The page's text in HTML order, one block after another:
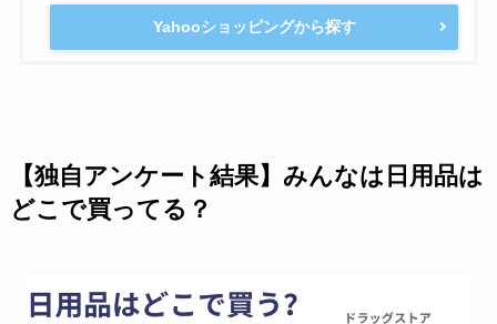
Yahooショッピングから探す
【独自アンケート結果】みんなは日用品は
どこで買ってる？